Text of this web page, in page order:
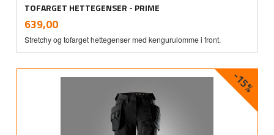
TOFARGET HETTEGENSER - PRIME
Pris
639,00mva.
Stretchy og tofarget hettegenser med kengurulomme i front.
-15%